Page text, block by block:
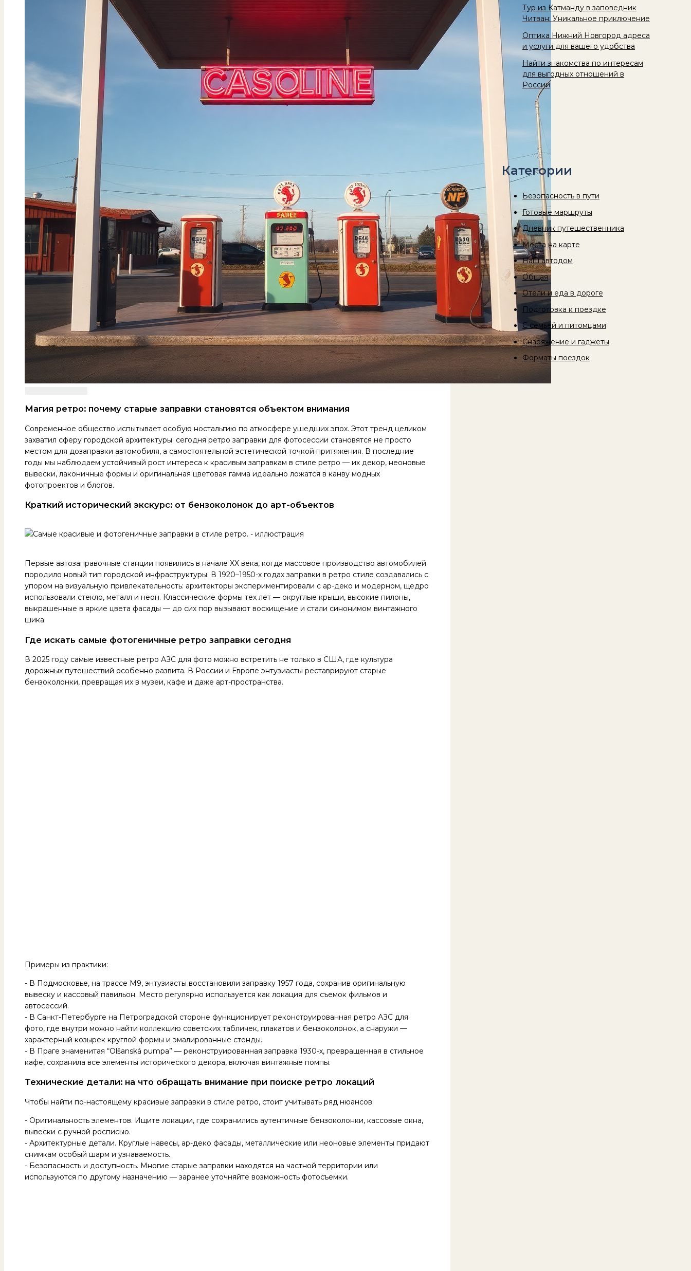
Магия ретро: почему старые заправки становятся объектом внимания
Современное общество испытывает особую ностальгию по атмосфере ушедших эпох. Этот тренд целиком
захватил сферу городской архитектуры: сегодня ретро заправки для фотосессии становятся не просто
местом для дозаправки автомобиля, а самостоятельной эстетической точкой притяжения. В последние
годы мы наблюдаем устойчивый рост интереса к красивым заправкам в стиле ретро — их декор, неоновые
вывески, лаконичные формы и оригинальная цветовая гамма идеально ложатся в канву модных
фотопроектов и блогов.
Краткий исторический экскурс: от бензоколонок до арт-объектов
Первые автозаправочные станции появились в начале XX века, когда массовое производство автомобилей
породило новый тип городской инфраструктуры. В 1920–1950-х годах заправки в ретро стиле создавались с
упором на визуальную привлекательность: архитекторы экспериментировали с ар-деко и модерном, щедро
использовали стекло, металл и неон. Классические формы тех лет — округлые крыши, высокие пилоны,
выкрашенные в яркие цвета фасады — до сих пор вызывают восхищение и стали синонимом винтажного
шика.
Где искать самые фотогеничные ретро заправки сегодня
В 2025 году самые известные ретро АЗС для фото можно встретить не только в США, где культура
дорожных путешествий особенно развита. В России и Европе энтузиасты реставрируют старые
бензоколонки, превращая их в музеи, кафе и даже арт-пространства.
Примеры из практики:
- В Подмосковье, на трассе М9, энтузиасты восстановили заправку 1957 года, сохранив оригинальную
вывеску и кассовый павильон. Место регулярно используется как локация для съемок фильмов и
автосессий.
- В Санкт-Петербурге на Петроградской стороне функционирует реконструированная ретро АЗС для
фото, где внутри можно найти коллекцию советских табличек, плакатов и бензоколонок, а снаружи —
характерный козырек круглой формы и эмалированные стенды.
- В Праге знаменитая “Olšanská pumpa” — реконструированная заправка 1930-х, превращенная в стильное
кафе, сохранила все элементы исторического декора, включая винтажные помпы.
Технические детали: на что обращать внимание при поиске ретро локаций
Чтобы найти по-настоящему красивые заправки в стиле ретро, стоит учитывать ряд нюансов:
- Оригинальность элементов. Ищите локации, где сохранились аутентичные бензоколонки, кассовые окна,
вывески с ручной росписью.
- Архитектурные детали. Круглые навесы, ар-деко фасады, металлические или неоновые элементы придают
снимкам особый шарм и узнаваемость.
- Безопасность и доступность. Многие старые заправки находятся на частной территории или
используются по другому назначению — заранее уточняйте возможность фотосъемки.
Тур из Катманду в заповедник
Читван: Уникальное приключение
Оптика Нижний Новгород адреса
и услуги для вашего удобства
Найти знакомства по интересам
для выгодных отношений в
России
Категории
Безопасность в пути
Готовые маршруты
Дневник путешественника
Места на карте
Наш автодом
Общая
Отели и еда в дороге
Подготовка к поездке
С семьей и питомцами
Снаряжение и гаджеты
Форматы поездок